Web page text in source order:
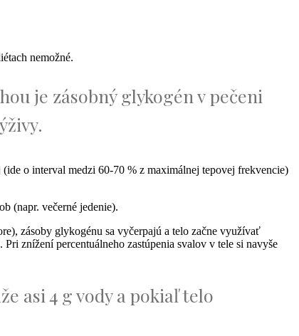
nemožné.
je zásobný glykogén v pečeni
o interval medzi 60-70 % z maximálnej tepovej frekvencie)
(napr. večerné jedenie).
zásoby glykogénu sa vyčerpajú a telo začne využívať
znížení percentuálneho zastúpenia svalov v tele si navyše
asi 4 g vody a pokiaľ telo